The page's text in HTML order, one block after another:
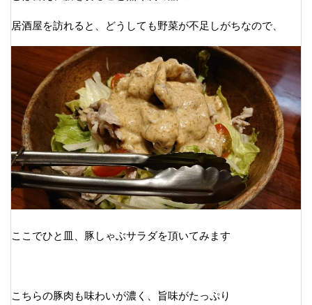
居酒屋を訪れると、どうしても野菜が不足しがちなので、
ここでひと皿、豚しゃぶサラダを頂いてみます
こちらの豚肉も味わいが濃く、旨味がたっぷり